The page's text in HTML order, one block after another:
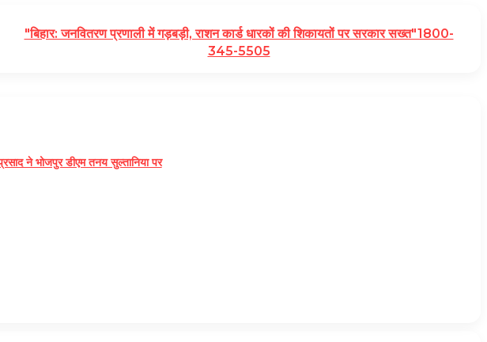
"बिहार: जनवितरण प्रणाली में गड़बड़ी, राशन कार्ड धारकों की शिकायतों पर सरकार सख्त"1800-
345-5505
ने भोजपुर डीएम तनय सुल्तानिया पर